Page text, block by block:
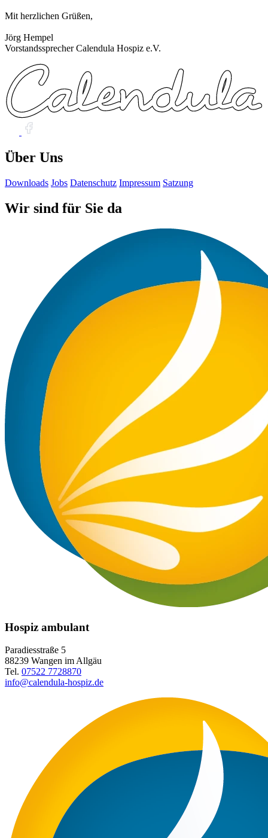
Mit herzlichen Grüßen,
Jörg Hempel
Vorstandssprecher Calendula Hospiz e.V.
Über Uns
Downloads Jobs Datenschutz Impressum Satzung
Wir sind für Sie da
Hospiz ambulant
Paradiesstraße 5
88239 Wangen im Allgäu
Tel. 07522 7728870
info@calendula-hospiz.de